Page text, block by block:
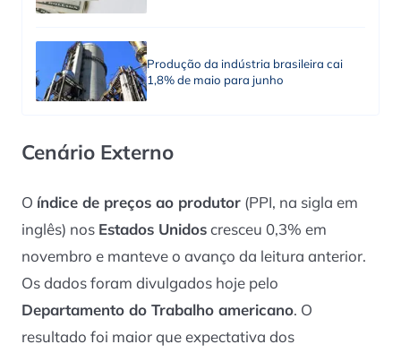
Produção da indústria brasileira cai
1,8% de maio para junho
Cenário Externo
O índice de preços ao produtor (PPI, na sigla em
inglês) nos Estados Unidoscresceu 0,3% em
novembro e manteve o avanço da leitura anterior.
Os dados foram divulgados hoje pelo
Departamento do Trabalho americano. O
resultado foi maior que expectativa dos